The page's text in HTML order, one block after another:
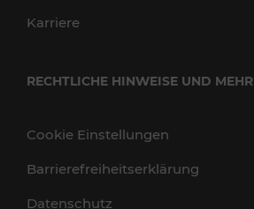
Karriere
RECHTLICHE HINWEISE UND MEHR
Cookie Einstellungen
Barrierefreiheitserklärung
Datenschutz